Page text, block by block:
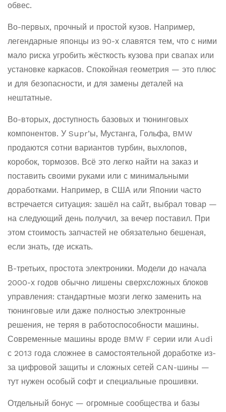
обвес.
Во-первых, прочный и простой кузов. Например,
легендарные японцы из 90-х славятся тем, что с ними
мало риска угробить жёсткость кузова при свапах или
установке каркасов. Спокойная геометрия — это плюс
и для безопасности, и для замены деталей на
нештатные.
Во-вторых, доступность базовых и тюнинговых
компонентов. У Supr’ы, Мустанга, Гольфа, BMW
продаются сотни вариантов турбин, выхлопов,
коробок, тормозов. Всё это легко найти на заказ и
поставить своими руками или с минимальными
доработками. Например, в США или Японии часто
встречается ситуация: зашёл на сайт, выбрал товар —
на следующий день получил, за вечер поставил. При
этом стоимость запчастей не обязательно бешеная,
если знать, где искать.
В-третьих, простота электроники. Модели до начала
2000-х годов обычно лишены сверхсложных блоков
управления: стандартные мозги легко заменить на
тюнинговые или даже полностью электронные
решения, не теряя в работоспособности машины.
Современные машины вроде BMW F серии или Audi
с 2013 года сложнее в самостоятельной доработке из-
за цифровой защиты и сложных сетей CAN-шины —
тут нужен особый софт и специальные прошивки.
Отдельный бонус — огромные сообщества и базы